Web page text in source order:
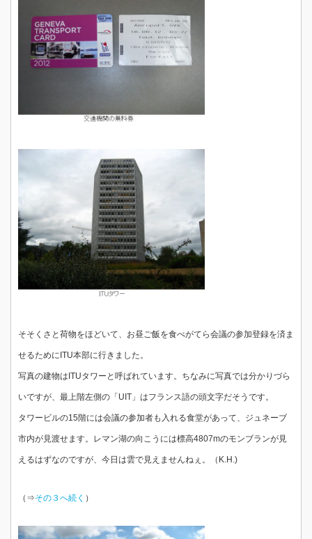
そそくさと荷物をほどいて、お昼ご飯を食べがてら会議の参加登録を済ま
せるためにITU本部に行きました。
写真の建物はITUタワーと呼ばれています。ちなみに写真では分かりづら
いですが、最上階左側の「UIT」はフランス語の頭文字だそうです。
タワービルの15階には会議の参加者も入れる食堂があって、ジュネーブ
市内が見渡せます。レマン湖の向こうには標高4807mのモンブランが見
えるはずなのですが、今日は雲で見えませんねぇ。（K.H.)
（⇒その３へ続く ）